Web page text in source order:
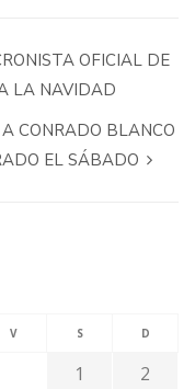
OFICIAL DE
LA NAVIDAD
CONRADO BLANCO
EL SÁBADO
V S D
1 2